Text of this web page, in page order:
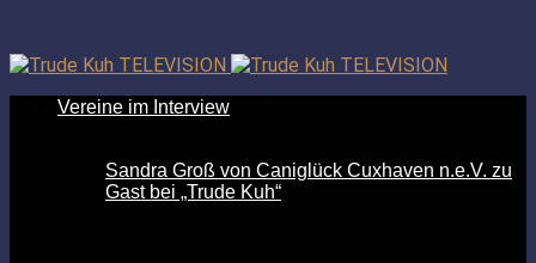
Vereine im Interview
Sandra Groß von Caniglück Cuxhaven n.e.V. zu
Gast bei „Trude Kuh“